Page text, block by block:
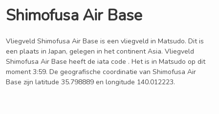
Shimofusa Air Base
Vliegveld Shimofusa Air Base is een vliegveld in Matsudo. Dit is
een plaats in Japan, gelegen in het continent Asia. Vliegveld
Shimofusa Air Base heeft de iata code . Het is in Matsudo op dit
moment 3:59. De geografische coordinatie van Shimofusa Air
Base zijn latitude 35.798889 en longitude 140.012223.